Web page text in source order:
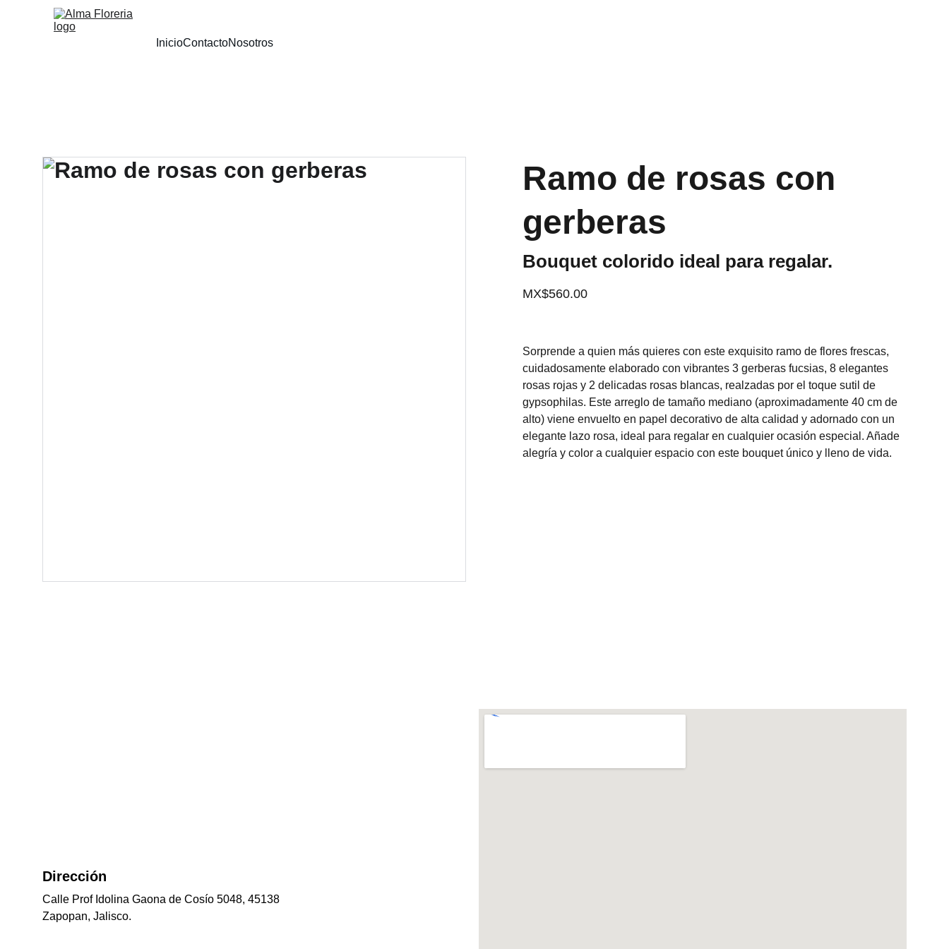
InicioContactoNosotros
Ramo de rosas con
gerberas
Bouquet colorido ideal para regalar.
MX$560.00
Sorprende a quien más quieres con este exquisito ramo de flores frescas,
cuidadosamente elaborado con vibrantes 3 gerberas fucsias, 8 elegantes
rosas rojas y 2 delicadas rosas blancas, realzadas por el toque sutil de
gypsophilas. Este arreglo de tamaño mediano (aproximadamente 40 cm de
alto) viene envuelto en papel decorativo de alta calidad y adornado con un
elegante lazo rosa, ideal para regalar en cualquier ocasión especial. Añade
alegría y color a cualquier espacio con este bouquet único y lleno de vida.
Dirección
Calle Prof Idolina Gaona de Cosío 5048, 45138
Zapopan, Jalisco.